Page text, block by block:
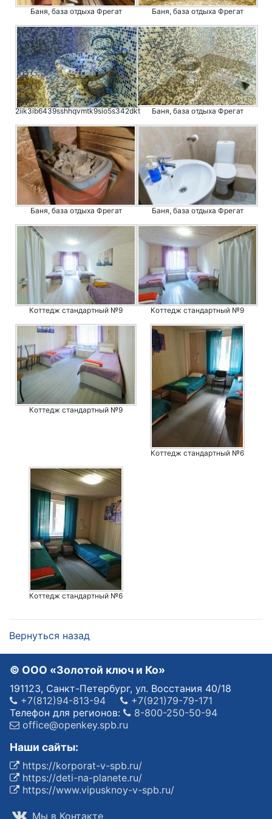
Баня, база отдыха Фрегат Баня, база отдыха Фрегат
2iik3ib6439sshhqvmtk9sio5s342dkt Баня, база отдыха Фрегат
Баня, база отдыха Фрегат Баня, база отдыха Фрегат
Коттедж стандартный №9 Коттедж стандартный №9
Коттедж стандартный №9
Коттедж стандартный №6
Коттедж стандартный №6
Вернуться назад
© OOO «Золотой ключ и Ко»
191123, Санкт-Петербург, ул. Восстания 40/18
+7(812)94-813-94
+7(921)79-79-171
Телефон для регионов:
8-800-250-50-94
office@openkey.spb.ru
Наши сайты:
https://korporat-v-spb.ru/
https://deti-na-planete.ru/
https://www.vipusknoy-v-spb.ru/
Мы в Контакте